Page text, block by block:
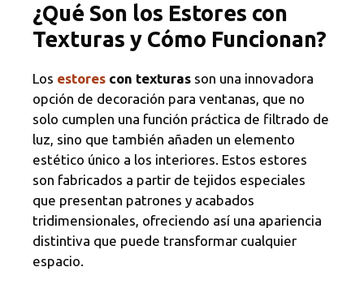
¿Qué Son los Estores con
Texturas y Cómo Funcionan?
Los estores con texturas son una innovadora
opción de decoración para ventanas, que no
solo cumplen una función práctica de filtrado de
luz, sino que también añaden un elemento
estético único a los interiores. Estos estores
son fabricados a partir de tejidos especiales
que presentan patrones y acabados
tridimensionales, ofreciendo así una apariencia
distintiva que puede transformar cualquier
espacio.